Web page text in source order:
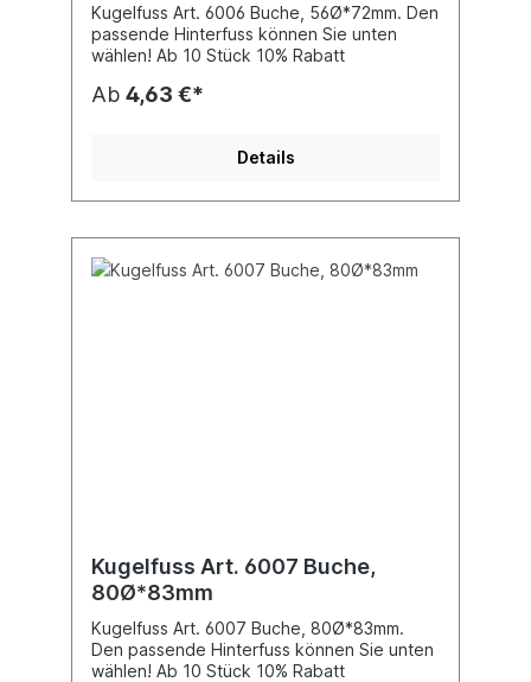
Kugelfuss Art. 6006 Buche, 56Ø*72mm. Den
passende Hinterfuss können Sie unten
wählen! Ab 10 Stück 10% Rabatt
Ab 4,63 €*
Details
Kugelfuss Art. 6007 Buche,
80Ø*83mm
Kugelfuss Art. 6007 Buche, 80Ø*83mm.
Den passende Hinterfuss können Sie unten
wählen! Ab 10 Stück 10% Rabatt